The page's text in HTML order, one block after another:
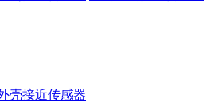
壳接近传感器